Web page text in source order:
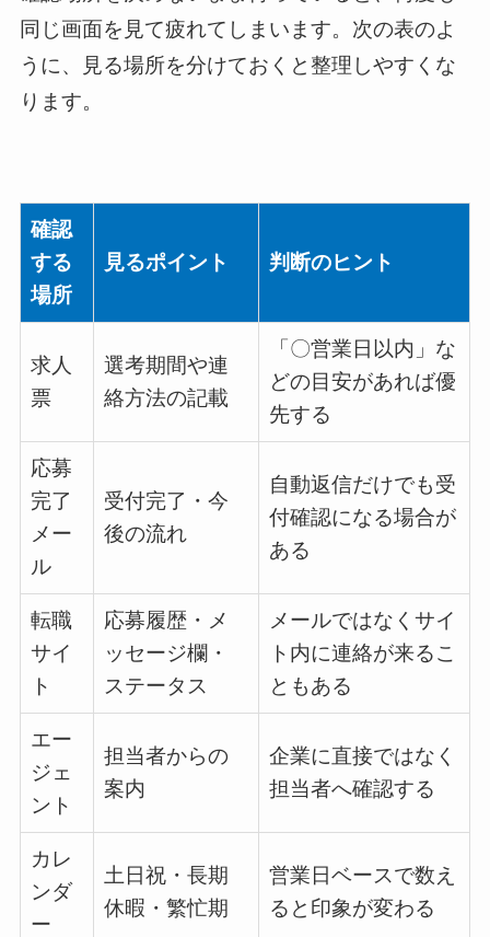
同じ画面を見て疲れてしまいます。次の表のよ
うに、見る場所を分けておくと整理しやすくな
ります。
確認
する
場所
見るポイント 判断のヒント
求人
票
選考期間や連
絡方法の記載
「〇営業日以内」な
どの目安があれば優
先する
応募
完了
メー
ル
受付完了・今
後の流れ
自動返信だけでも受
付確認になる場合が
ある
転職
サイ
ト
応募履歴・メ
ッセージ欄・
ステータス
メールではなくサイ
ト内に連絡が来るこ
ともある
エー
ジェ
ント
担当者からの
案内
企業に直接ではなく
担当者へ確認する
カレ
ンダ
ー
土日祝・長期
休暇・繁忙期
営業日ベースで数え
ると印象が変わる